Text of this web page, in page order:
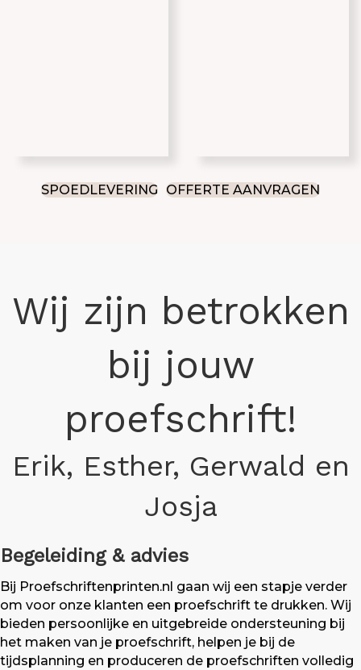
SPOEDLEVERING OFFERTE AANVRAGEN
Wij zijn betrokken
bij jouw
proefschrift!
Erik, Esther, Gerwald en
Josja
Begeleiding & advies
Bij Proefschriftenprinten.nl gaan wij een stapje verder
om voor onze klanten een proefschrift te drukken. Wij
bieden persoonlijke en uitgebreide ondersteuning bij
het maken van je proefschrift, helpen je bij de
tijdsplanning en produceren de proefschriften volledig